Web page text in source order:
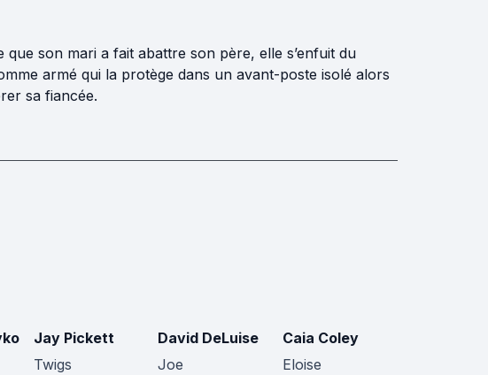
son mari a fait abattre son père, elle s’enfuit du
armé qui la protège dans un avant-poste isolé alors
sa fiancée.
Jay Pickett
Twigs
David DeLuise
Joe
Caia Coley
Eloise